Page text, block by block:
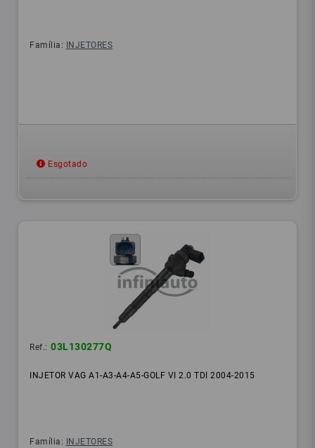
Família: INJETORES
Esgotado
Ref.: 03L130277Q
INJETOR VAG A1-A3-A4-A5-GOLF VI 2.0 TDI 2004-2015
Família: INJETORES